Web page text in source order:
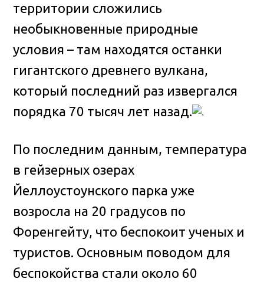
территории сложились
необыкновенные природные
условия – там находятся останки
гигантского древнего вулкана,
который последний раз извергался
порядка 70 тысяч лет назад.
По последним данным, температура
в гейзерных озерах
Йеллоустоунского парка уже
возросла на 20 градусов по
Форенгейту, что беспокоит ученых и
туристов. Основным поводом для
беспокойства стали около 60